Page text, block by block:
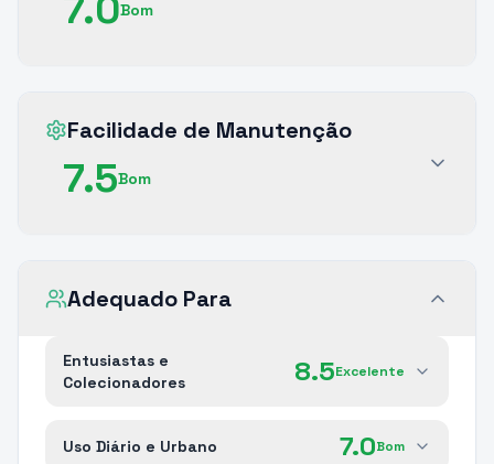
Bom
Facilidade de Manutenção
7.5Bom
Adequado Para
Entusiastas e
Colecionadores
8.5Excelente
Uso Diário e Urbano 7.0Bom